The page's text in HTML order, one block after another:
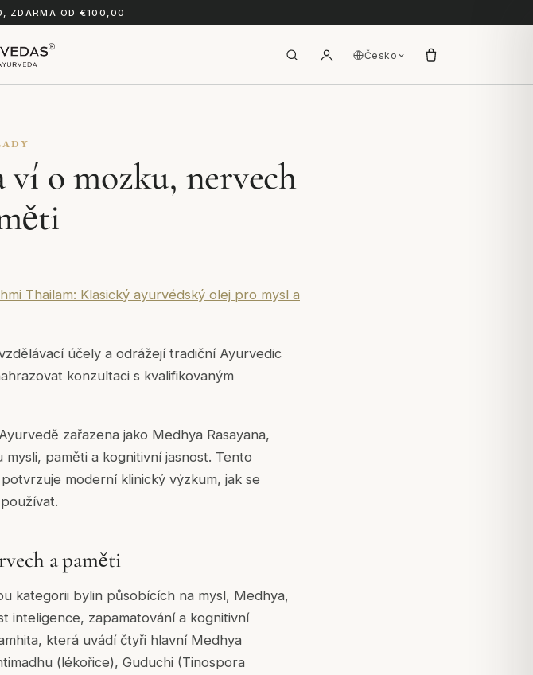
ZDARMA OD €100,00
Česko
o mozku, nervech
Thailam: Klasický ayurvédský olej pro mysl a
účely a odrážejí tradiční Ayurvedic
konzultaci s kvalifikovaným
zařazena jako Medhya Rasayana,
paměti a kognitivní jasnost. Tento
moderní klinický výzkum, jak se
a paměti
kategorii bylin působících na mysl, Medhya,
inteligence, zapamatování a kognitivní
která uvádí čtyři hlavní Medhya
(lékořice), Guduchi (Tinospora